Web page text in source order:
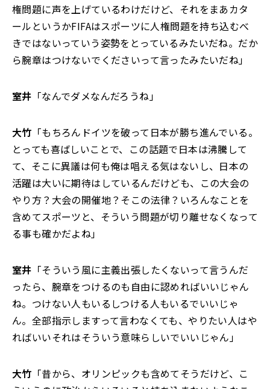
権問題に声を上げているわけだけど、それをまあカタ
ールというかFIFAはスポーツに人権問題を持ち込むべ
きではないっていう姿勢をとっているみたいだね。だか
ら腕章はつけないでくださいって言ったみたいだね」
室井 「なんでダメなんだろうね」
大竹 「もちろんドイツを破って日本が勝ち進んでいる。
とっても喜ばしいことで、この話題で日本は沸騰して
て、そこに異議は何も俺は唱える気はないし、日本の
活躍は大いに期待はしているんだけども、この大会の
やり方？大会の開催地？そこの法律？いろんなことを
含めてスポーツと、そういう問題が切り離せなくなって
る事も確かだよね」
室井 「そういう風に主義出張したくないって言うんだ
ったら、腕章をつけるのも自由に認めればいいじゃん
ね。つけない人もいるしつける人もいるでいいじゃ
ん。全部指示しますって言わなくても、やりたい人はや
ればいいそれはそういう意味らしいでいいじゃん」
大竹 「昔から、オリンピックも含めてそうだけど、こ